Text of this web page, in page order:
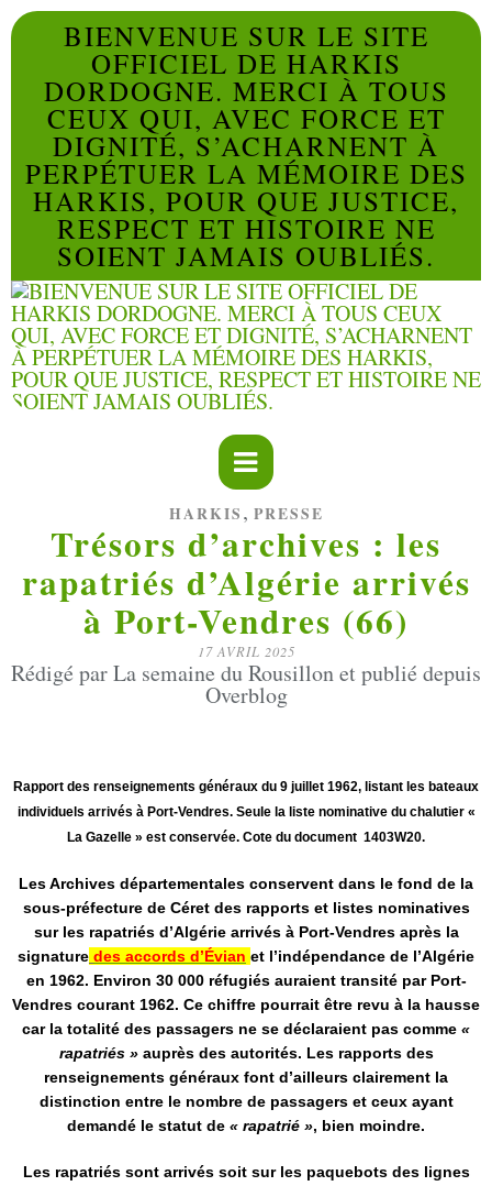
BIENVENUE SUR LE SITE
OFFICIEL DE HARKIS
DORDOGNE. MERCI À TOUS
CEUX QUI, AVEC FORCE ET
DIGNITÉ, S’ACHARNENT À
PERPÉTUER LA MÉMOIRE DES
HARKIS, POUR QUE JUSTICE,
RESPECT ET HISTOIRE NE
SOIENT JAMAIS OUBLIÉS.
HARKIS , PRESSE
Trésors d’archives : les
rapatriés d’Algérie arrivés
à Port-Vendres (66)
17 AVRIL 2025
Rédigé par La semaine du Rousillon et publié depuis
Overblog
Rapport des renseignements généraux du 9 juillet 1962, listant les bateaux
individuels arrivés à Port-Vendres. Seule la liste nominative du chalutier «
La Gazelle » est conservée. Cote du document 1403W20.
Les Archives départementales conservent dans le fond de la
sous-préfecture de Céret des rapports et listes nominatives
sur les rapatriés d’Algérie arrivés à Port-Vendres après la
signature des accords d’Évian et l’indépendance de l’Algérie
en 1962. Environ 30 000 réfugiés auraient transité par Port-
Vendres courant 1962. Ce chiffre pourrait être revu à la hausse
car la totalité des passagers ne se déclaraient pas comme «
rapatriés »auprès des autorités. Les rapports des
renseignements généraux font d’ailleurs clairement la
distinction entre le nombre de passagers et ceux ayant
demandé le statut de « rapatrié », bien moindre.
Les rapatriés sont arrivés soit sur les paquebots des lignes